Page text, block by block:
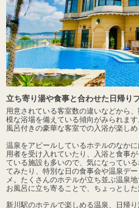
立ち寄り湯や食事と合わせた日帰り
用意されている客室数の違いなどから
模な浴場を備えている傾向がみられま
風呂付きの豪華な客室での入浴が楽し
温泉をアピールしているホテルのなか
用者を受け入れていたり、入浴と食事
ている施設も多いので、気になってい
てみたり、特別な日の食事会や温泉デ
メ。たくさんのホテルが立ち並ぶ温泉
お風呂に立ち寄ることで、ちょっとした
新川駅のホテルで楽しめる温泉、日帰